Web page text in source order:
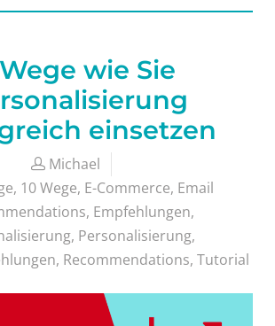
wie Sie
einsetzen
Michael
, 10 Wege, E-Commerce, Email
, Empfehlungen,
, Personalisierung,
, Recommendations, Tutorial